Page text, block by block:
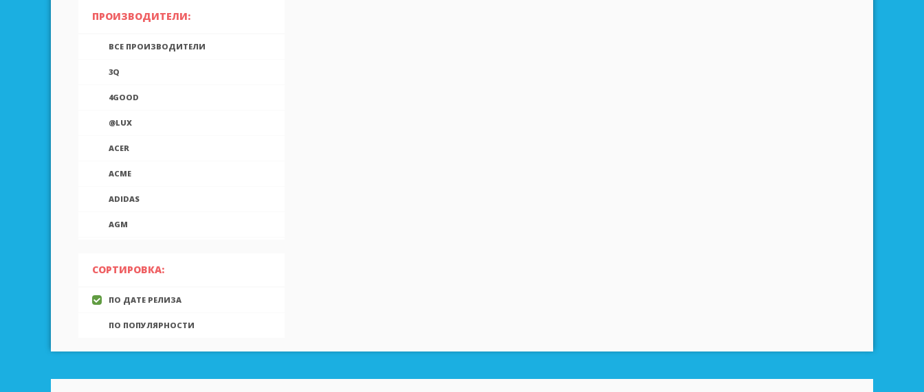
ПРОИЗВОДИТЕЛИ:
ВСЕ ПРОИЗВОДИТЕЛИ
3Q
4GOOD
@LUX
ACER
ACME
ADIDAS
AGM
AIGO
AINOL
AIRON
ALCATEL
ALLVIEW
СОРТИРОВКА:
ПО ДАТЕ РЕЛИЗА
ПО ПОПУЛЯРНОСТИ